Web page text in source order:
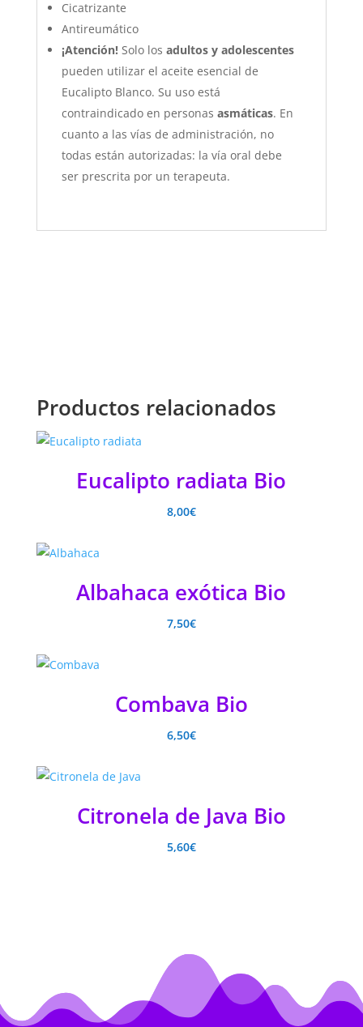
Cicatrizante
Antireumático
¡Atención! Solo los adultos y adolescentes
pueden utilizar el aceite esencial de
Eucalipto Blanco. Su uso está
contraindicado en personas asmáticas. En
cuanto a las vías de administración, no
todas están autorizadas: la vía oral debe
ser prescrita por un terapeuta.
Productos relacionados
Eucalipto radiata Bio
8,00€
Albahaca exótica Bio
7,50€
Combava Bio
6,50€
Citronela de Java Bio
5,60€